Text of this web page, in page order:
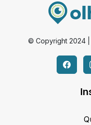
© Copyright 2024 |